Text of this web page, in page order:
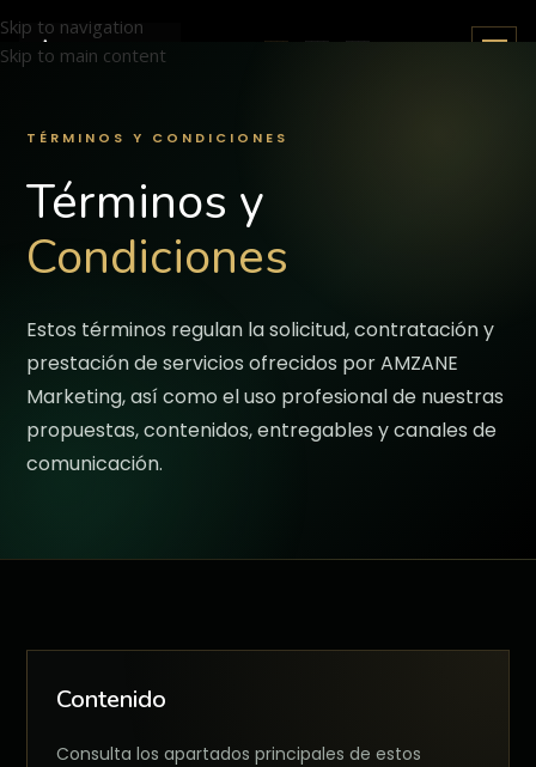
Skip to navigation
Skip to main content
TÉRMINOS Y CONDICIONES
Términos y
Condiciones
Estos términos regulan la solicitud, contratación y
prestación de servicios ofrecidos por AMZANE
Marketing, así como el uso profesional de nuestras
propuestas, contenidos, entregables y canales de
comunicación.
Contenido
Consulta los apartados principales de estos